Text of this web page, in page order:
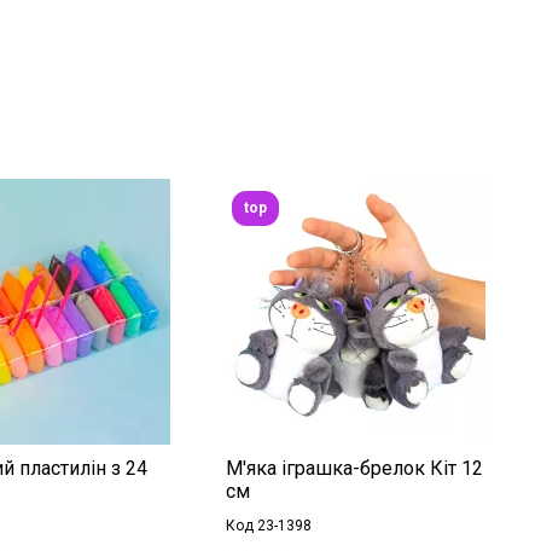
пластилін з 24
М'яка іграшка-брелок Кіт 12
см
Код 23-1398
top